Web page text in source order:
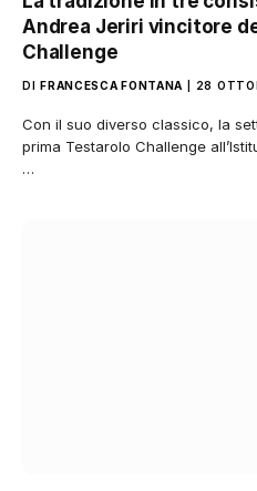
Andrea Jeriri vincitore
Challenge
DI FRANCESCA FONTANA 28
Con il suo diverso classico, la
prima Testarolo Challenge
…